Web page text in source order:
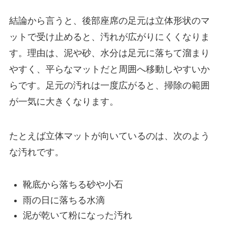
結論から言うと、後部座席の足元は立体形状のマ
ットで受け止めると、汚れが広がりにくくなりま
す。理由は、泥や砂、水分は足元に落ちて溜まり
やすく、平らなマットだと周囲へ移動しやすいか
らです。足元の汚れは一度広がると、掃除の範囲
が一気に大きくなります。
たとえば立体マットが向いているのは、次のよう
な汚れです。
靴底から落ちる砂や小石
雨の日に落ちる水滴
泥が乾いて粉になった汚れ